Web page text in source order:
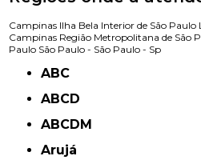
Campinas Ilha Bela Interior de São Paulo
Campinas Região Metropolitana de São
Paulo São Paulo - São Paulo - Sp
ABC
ABCD
ABCDM
Arujá